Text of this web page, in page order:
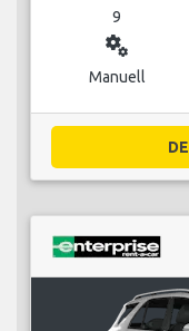
9
miscellaneous_services
Manuell